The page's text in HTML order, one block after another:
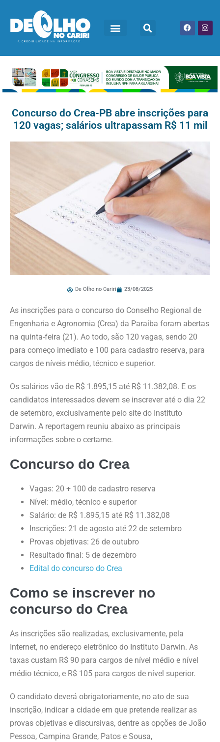
Concurso do Crea-PB abre inscrições para
120 vagas; salários ultrapassam R$ 11 mil
De Olho no Cariri 23/08/2025
As inscrições para o concurso do Conselho Regional de
Engenharia e Agronomia (Crea) da Paraíba foram abertas
na quinta-feira (21). Ao todo, são 120 vagas, sendo 20
para começo imediato e 100 para cadastro reserva, para
cargos de níveis médio, técnico e superior.
Os salários vão de R$ 1.895,15 até R$ 11.382,08. E os
candidatos interessados devem se inscrever até o dia 22
de setembro, exclusivamente pelo site do Instituto
Darwin. A reportagem reuniu abaixo as principais
informações sobre o certame.
Concurso do Crea
Vagas: 20 + 100 de cadastro reserva
Nível: médio, técnico e superior
Salário: de R$ 1.895,15 até R$ 11.382,08
Inscrições: 21 de agosto até 22 de setembro
Provas objetivas: 26 de outubro
Resultado final: 5 de dezembro
Edital do concurso do Crea
Como se inscrever no
concurso do Crea
As inscrições são realizadas, exclusivamente, pela
Internet, no endereço eletrônico do Instituto Darwin. As
taxas custam R$ 90 para cargos de nível médio e nível
médio técnico, e R$ 105 para cargos de nível superior.
O candidato deverá obrigatoriamente, no ato de sua
inscrição, indicar a cidade em que pretende realizar as
provas objetivas e discursivas, dentre as opções de João
Pessoa, Campina Grande, Patos e Sousa,